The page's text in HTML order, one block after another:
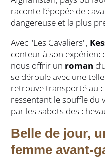
raconte l’épopée de
dangereuse et la plus
Avec "Les Cavaliers",
conteur à son
nous offrir un roman
se déroule avec une
retrouve transporté au
ressentant le souffle du
par les sabots des
Belle de jour,
femme avant-